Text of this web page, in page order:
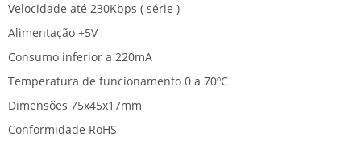
Velocidade até 230Kbps ( série )
Alimentação +5V
Consumo inferior a 220mA
Temperatura de funcionamento 0 a 70ºC
Dimensões 75x45x17mm
Conformidade RoHS